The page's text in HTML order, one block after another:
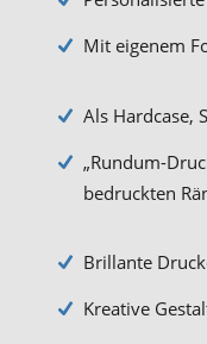
Mit eigenem
Als Hardcase,
„Rundum-
bedruckten
Brillante
Kreative